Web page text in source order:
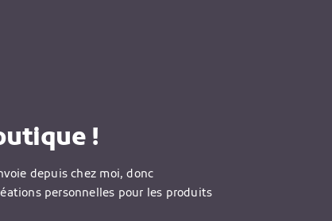
!
depuis chez moi, donc
personnelles pour les produits